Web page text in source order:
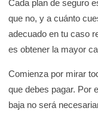
Cada plan de seguro
que no, y a cuánto
adecuado en tu caso
es obtener la mayor
Comienza por mirar
que debes pagar. Por
baja no será